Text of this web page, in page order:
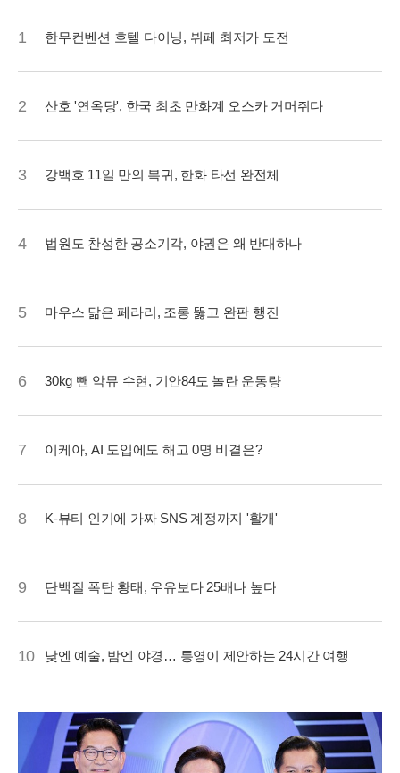
1 한무컨벤션 호텔 다이닝, 뷔페 최저가 도전
2 산호 '연옥당', 한국 최초 만화계 오스카 거머쥐다
3 강백호 11일 만의 복귀, 한화 타선 완전체
4 법원도 찬성한 공소기각, 야권은 왜 반대하나
5 마우스 닮은 페라리, 조롱 뚫고 완판 행진
6 30kg 뺀 악뮤 수현, 기안84도 놀란 운동량
7 이케아, AI 도입에도 해고 0명 비결은?
8 K-뷰티 인기에 가짜 SNS 계정까지 '활개'
9 단백질 폭탄 황태, 우유보다 25배나 높다
10 낮엔 예술, 밤엔 야경… 통영이 제안하는 24시간 여행